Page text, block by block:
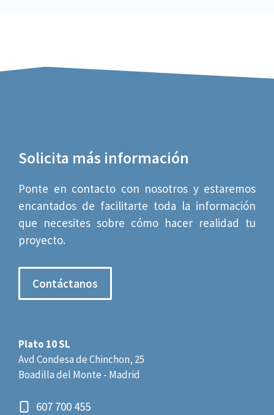
Solicita más información
Ponte en contacto con nosotros y estaremos
encantados de facilitarte toda la información
que necesites sobre cómo hacer realidad tu
proyecto.
Contáctanos
Plato 10 SL
Avd Condesa de Chinchon, 25
Boadilla del Monte - Madrid
607 700 455